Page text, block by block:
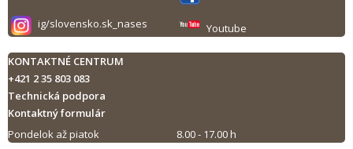
ig/slovensko.sk_nases Youtube
KONTAKTNÉ CENTRUM
+421 2 35 803 083
Technická podpora
Kontaktný formulár
Pondelok až piatok
8.00 - 17.00 h
Tlač obsahu